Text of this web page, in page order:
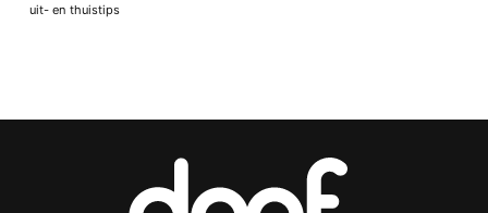
uit- en thuistips